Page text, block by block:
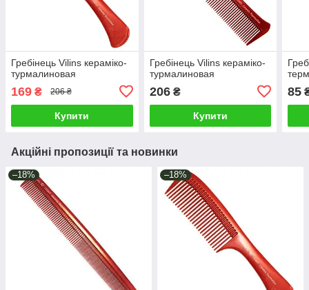
Гребінець Vilins кераміко-
турмалиновая
169 ₴ 206 ₴
Купити
Гребінець Vilins кераміко-
турмалиновая
206₴
Купити
85
Акційні пропозиції та новинки
–18% –18%